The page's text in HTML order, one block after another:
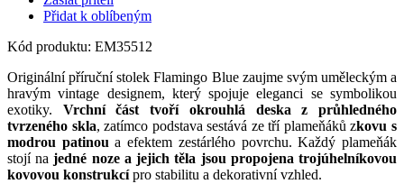
Přidat k oblíbeným
Kód produktu: EM35512
Originální příruční stolek Flamingo Blue zaujme svým uměleckým a
hravým vintage designem, který spojuje eleganci se symbolikou
exotiky. Vrchní část tvoří okrouhlá deska z průhledného
tvrzeného skla, zatímco podstava sestává ze tří plameňáků zkovu s
modrou patinou a efektem zestárlého povrchu. Každý plameňák
stojí najedné noze a jejich těla jsou propojena trojúhelníkovou
kovovou konstrukcípro stabilitu a dekorativní vzhled.